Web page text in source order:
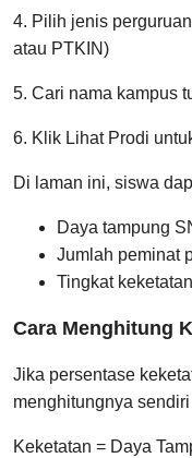
4. Pilih jenis
atau PTKIN)
5. Cari nama kampus
6. Klik Lihat Prodi
Di laman ini, siswa
Daya tampung
Jumlah peminat
Tingkat
Cara Menghitung
Jika persentase
menghitungnya
Keketatan = Daya